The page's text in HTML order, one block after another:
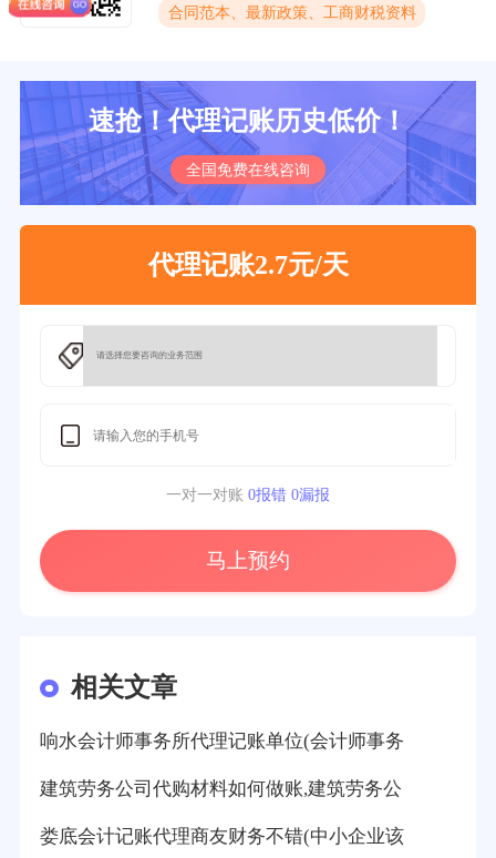
合同范本、最新政策、工商财税资料
速抢！代理记账历史低价！
全国免费在线咨询
代理记账2.7元/天
一对一对账 0报错 0漏报
马上预约
相关文章
响水会计师事务所代理记账单位(会计师事务
建筑劳务公司代购材料如何做账,建筑劳务公
娄底会计记账代理商友财务不错(中小企业该